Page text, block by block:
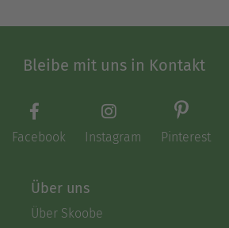
Bleibe mit uns in Kontakt
Facebook Instagram Pinterest
Über uns
Über Skoobe